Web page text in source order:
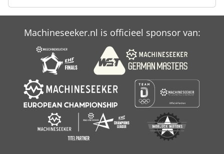
Machineseeker.nl is officieel sponsor van: